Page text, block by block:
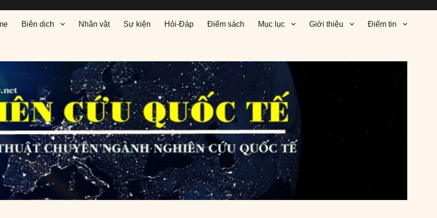
Biên dịch Nhân vật Sự kiện Hỏi-Đáp Điểm sách Mục lục Giới thiệu Điểm tin